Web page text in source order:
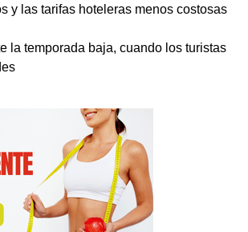
y las tarifas hoteleras menos costosas
la temporada baja, cuando los turistas